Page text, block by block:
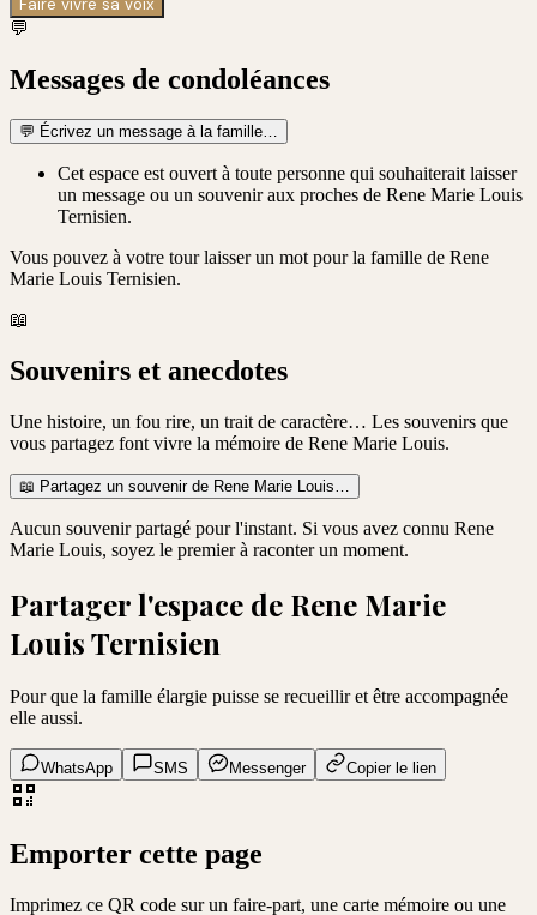
💬
Messages de condoléances
💬 Écrivez un message à la famille…
Cet espace est ouvert à toute personne qui souhaiterait laisser
un message ou un souvenir aux proches de Rene Marie Louis
Ternisien.
Vous pouvez à votre tour laisser un mot pour la famille de Rene
Marie Louis Ternisien.
📖
Souvenirs et anecdotes
Une histoire, un fou rire, un trait de caractère… Les souvenirs que
vous partagez font vivre la mémoire de Rene Marie Louis.
📖 Partagez un souvenir de Rene Marie Louis…
Aucun souvenir partagé pour l'instant. Si vous avez connu Rene
Marie Louis, soyez le premier à raconter un moment.
Partager l'espace de Rene Marie
Louis Ternisien
Pour que la famille élargie puisse se recueillir et être accompagnée
elle aussi.
WhatsApp SMS Messenger Copier le lien
Emporter cette page
Imprimez ce QR code sur un faire-part, une carte mémoire ou une